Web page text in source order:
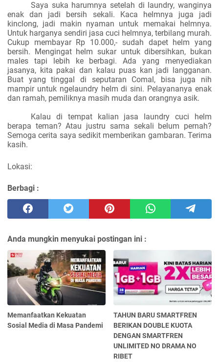
Saya suka harumnya setelah di laundry, wanginya
enak dan jadi bersih sekali. Kaca helmnya juga jadi
kinclong, jadi makin nyaman untuk memakai helmnya.
Untuk harganya sendiri jasa cuci helmnya, terbilang murah.
Cukup membayar Rp 10.000,- sudah dapet helm yang
bersih. Mengingat helm sukar untuk dibersihkan, bukan
males tapi lebih ke berbagi. Ada yang menyediakan
jasanya, kita pakai dan kalau puas kan jadi langganan.
Buat yang tinggal di seputaran Comal, bisa juga nih
mampir untuk ngelaundry helm di sini. Pelayananya enak
dan ramah, pemiliknya masih muda dan orangnya asik.
Kalau di tempat kalian jasa laundry cuci helm
berapa teman? Atau justru sama sekali belum pernah?
Semoga cerita saya sedikit memberikan gambaran. Terima
kasih.
Lokasi:
Berbagi :
Anda mungkin menyukai postingan ini :
Memanfaatkan Kekuatan
Sosial Media di Masa Pandemi
TAHUN BARU SMARTFREN
BERIKAN DOUBLE KUOTA
DENGAN SMARTFREN
UNLIMITED NO DRAMA NO
RIBET